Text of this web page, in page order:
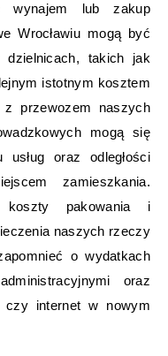
wynajem lub zakup
Wrocławiu mogą być
takich jak
istotnym kosztem
z przewozem naszych
mogą się
oraz odległości
zamieszkania.
koszty pakowania i
naszych rzeczy
o wydatkach
oraz
czy internet w nowym